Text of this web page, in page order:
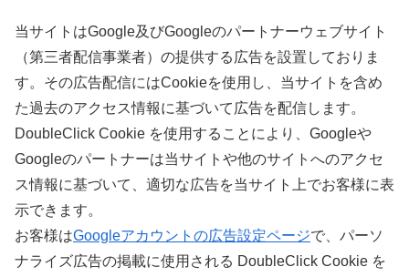
当サイトはGoogle及びGoogleのパートナーウェブサイト
（第三者配信事業者）の提供する広告を設置しておりま
す。その広告配信にはCookieを使用し、当サイトを含め
た過去のアクセス情報に基づいて広告を配信します。
DoubleClick Cookie を使用することにより、Googleや
Googleのパートナーは当サイトや他のサイトへのアクセ
ス情報に基づいて、適切な広告を当サイト上でお客様に表
示できます。
お客様はGoogleアカウントの広告設定ページで、パーソ
ナライズ広告の掲載に使用される DoubleClick Cookie を